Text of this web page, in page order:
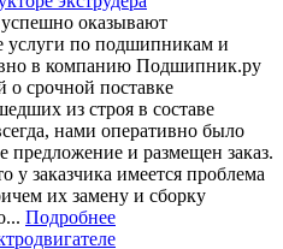
оказывают
услуги по подшипникам и
в компанию Подшипник.ру
о срочной поставке
из строя в составе
нами оперативно было
предложение и размещен заказ.
у заказчика имеется проблема
их замену и сборку
Подробнее